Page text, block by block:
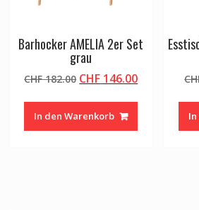
Barhocker AMELIA 2er Set
grau
CHF182.00 Ursprünglicher
war:
CHF 182.00
CHF 146.00Aktueller
CHF 146.00.
In den Warenkorb